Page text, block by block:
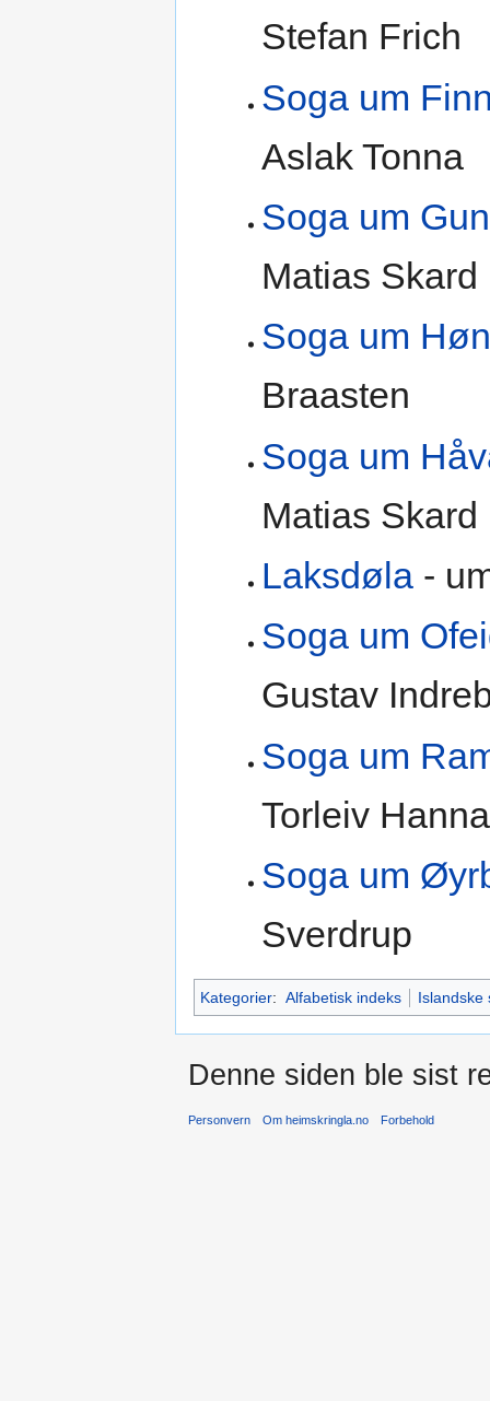
Stefan Frich
Soga um
Aslak Tonna
Soga um
Matias Skard
Soga um
Braasten
Soga um
Matias Skard
Laksdøla -
Soga um
Gustav
Soga um
Torleiv
Soga um
Sverdrup
Kategorier: Alfabetisk indeks Islandske
Denne siden ble sist
Personvern Om heimskringla.no Forbehold